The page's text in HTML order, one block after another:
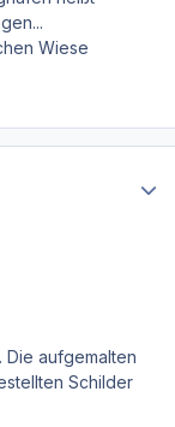
Wiese
Die aufgemalten
Schilder